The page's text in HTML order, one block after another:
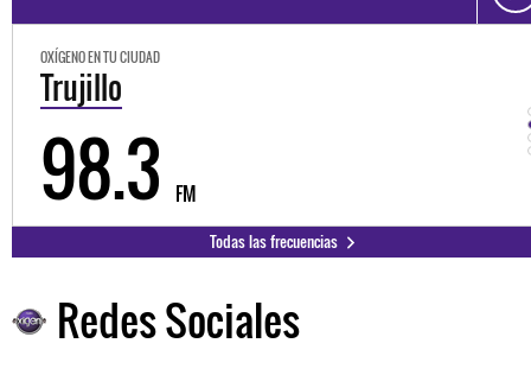
OXÍGENO EN TU CIUDAD
Trujillo
98.3 FM
Todas las frecuencias
Redes Sociales